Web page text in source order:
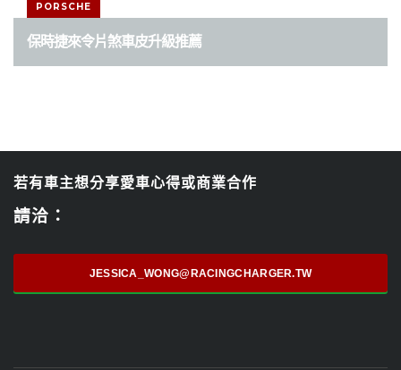
PORSCHE
保時捷來令片煞車皮升級推薦
若有車主想分享愛車心得或商業合作
請洽：
JESSICA_WONG@RACINGCHARGER.TW